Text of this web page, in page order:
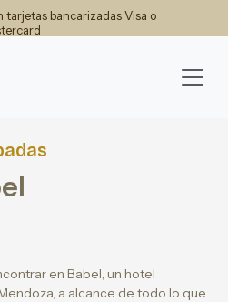
tarjetas bancarizadas Visa o
en Babel, un hotel
a alcance de todo lo que